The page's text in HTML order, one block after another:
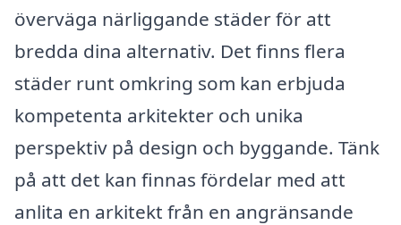
överväga närliggande städer för att
bredda dina alternativ. Det finns flera
städer runt omkring som kan erbjuda
kompetenta arkitekter och unika
perspektiv på design och byggande. Tänk
på att det kan finnas fördelar med att
anlita en arkitekt från en angränsande